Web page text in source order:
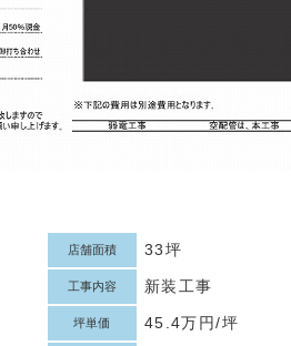
店舗面積 33坪
工事内容 新装工事
坪単価 45.4万円/坪